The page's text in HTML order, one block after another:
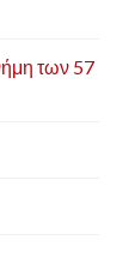
των 57